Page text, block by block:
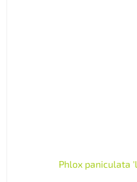
Phlox paniculata